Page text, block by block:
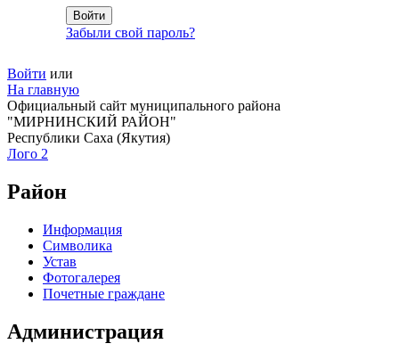
Забыли свой пароль?
Войти или
На главную
Официальный сайт муниципального района
"МИРНИНСКИЙ РАЙОН"
Республики Саха (Якутия)
Лого 2
Район
Информация
Символика
Устав
Фотогалерея
Почетные граждане
Администрация